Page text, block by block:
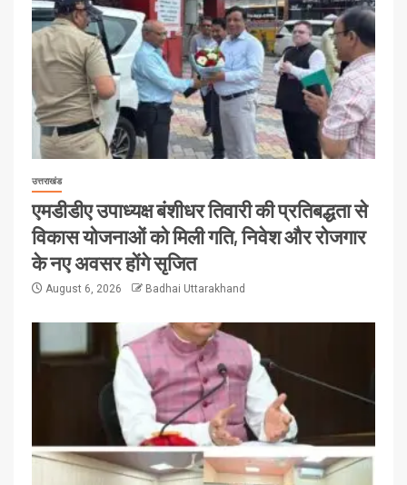
उत्तराखंड
एमडीडीए उपाध्यक्ष बंशीधर तिवारी की प्रतिबद्धता से
विकास योजनाओं को मिली गति, निवेश और रोजगार
के नए अवसर होंगे सृजित
August 6, 2026 Badhai Uttarakhand